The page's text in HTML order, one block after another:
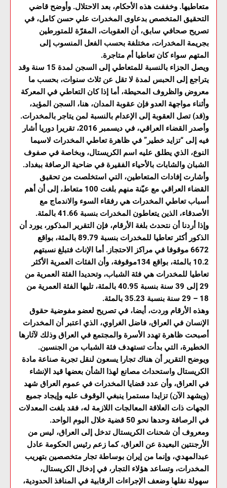
متعاطيها. وخففت هذه الأحكام، بعد الاحتلال. وأوضح قاضي
التحقيق المتخصص بدعاوى المخدرات علي حسن كامل، في
تصريح صحافي سابق، أن العقوبات، المقرّة للمتورطين
بجريمة المخدرات، مختلفة بحسب الفعل المنسوب إلى
المتهم سواء كان تعاطيا أم متاجرة.
ويصل الجزاء بالنسبة للمتعاطي إلى السجن لمدة 15 سنة وقد
يتراجع إلى الحبس لمدة لا تقل عن ثلاث سنوات، بحسب ما
معروض والظروف المحيطة، أما إذا كان التعاطي في المعركة
وأثناء مواجهة العدو فإن عقوبة المدان، هنا، السجن المؤبد،
و(قد) تصل العقوبة إلى الإعدام بالنسبة لمن يتاجر بالمخدرات.
وأصدر القضاء العراقي، في ديسمبر 2016، تقريرا دوريا أشار
فيه إلى “تزايد خطير” في ظاهرة تعاطي المخدرات لاسيما
النوع، الذي يطلق عليه اسم الكريستال، وبخاصة في صفوف
الشبان والشابات بالأحياء الفقيرة في ضاحية الرصافة ببغداد.
وأشارت إفادات المتعاطين، التي استخلصت من تحقيق
القضاء العراقي مع عيّنة منهم بلغت 100 متعاط، إلى أن أهم
أسباب تعاطي المخدرات هي رفقاء السوء والاندماج مع
الأصدقاء، الذين يتعاطون المخدرات بنسبة 41.66 بالمئة.
وإذا أردنا أن نتحدث بلغة الأرقام، فإن التقرير المذكور، يورد أن
الذكور أكثر تعاطيا للمخدرات بنسبة 89.79 بالمئة، بواقع
6672 موقوفا في مراكز الاحتجاز. أما الإناث فتبلغ نسبتهم
10.2 بالمئة، بواقع 134موقوفة، وأن الفئات العمرية الأكثر
تعاطيا للمخدرات هي فئة الشباب، وتحديدا الفئة العمرية من
29 إلى 39 سنة بنسبة 40.95 بالمئة، تليها الفئة العمرية من
18 – 29 سنة بنسبة 35.23 بالمئة.
وهذه الأرقام وردت، أيضا، في تصريح لعضو مفوضية حقوق
الإنسان في العراق، فاضل الغراوي، الذي اعتبر أن المخدرات
أصبحت ظاهرة تهدد الأسرة والمجتمع في العراق وذلك لآثارها
الخطيرة، التي بدأت تستهدف فئة الشباب من الجنسين.
ويوضح التقرير أن هناك تجارا يسعون لنقل تجربة صناعة مادة
الكريستال واستحداث مصانع لهذا الشأن بعضها قيد الإنشاء
في العراق، وأن عدد قضايا المخدرات في عموم العراق شهد
(ويشهد الآن) تزايدا مستمرا ينبغي الوقوف عليه وإيجاد جميع
الجهات ذات العلاقة المعالجات اللازمة له، فقد بلغت المعدلات
في الرصافة وحدها نحو 50 قضية خلال اليوم الواحد.
ومعروف أن شحنات الكريستال تدخل إلى العراق، ليس من
الأرجنتين البعيدة عن العراق، كما زعم رئيس الحكومة عادل
عبدالمهدي، وإنما من إيران بوساطة تجار متخصصين بتهريب
المخدرات، وتساعد هؤلاء التجار، في إدخال الكريستال،
سهولة نقلها وضعف الإجراءات الرقابية في المنافذ الحدودية،